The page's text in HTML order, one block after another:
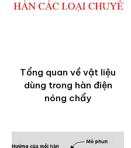
Tổng quan về vật liệu
dùng trong hàn điện
nóng chẩy